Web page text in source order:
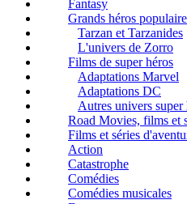
Fantasy
Grands héros
Tarzan et Tarzanides
L'univers de Zorro
Films de super héros
Adaptations Marvel
Adaptations DC
Autres univers super
Road Movies, films et
Films et séries
Action
Catastrophe
Comédies
Comédies musicales